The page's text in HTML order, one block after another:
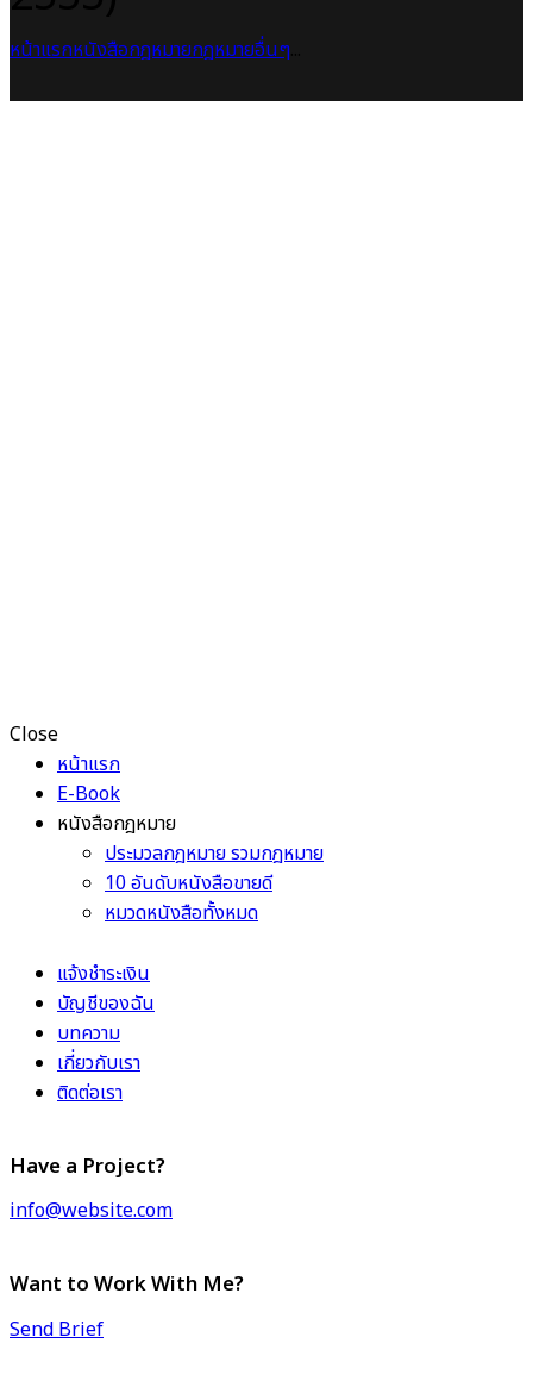
หน้าแรกหนังสือกฎหมายกฎหมายอื่นๆ
Close
หน้าแรก
E-Book
หนังสือกฎหมาย
ประมวลกฎหมาย รวมกฎหมาย
10 อันดับหนังสือขายดี
หมวดหนังสือทั้งหมด
แจ้งชำระเงิน
บัญชีของฉัน
บทความ
เกี่ยวกับเรา
ติดต่อเรา
Have a Project?
info@website.com
Want to Work With Me?
Send Brief